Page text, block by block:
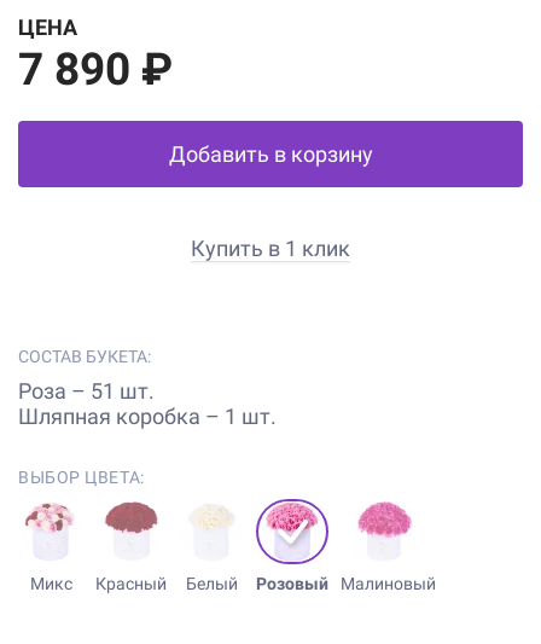
ЦЕНА
7 890 ₽
Добавить в корзину
Купить в 1 клик
СОСТАВ БУКЕТА:
Роза – 51 шт.
Шляпная коробка – 1 шт.
ВЫБОР ЦВЕТА:
Микс Красный Белый Розовый Малиновый